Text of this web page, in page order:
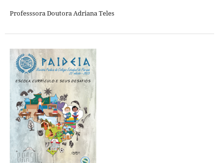
Professsora Doutora Adriana Teles